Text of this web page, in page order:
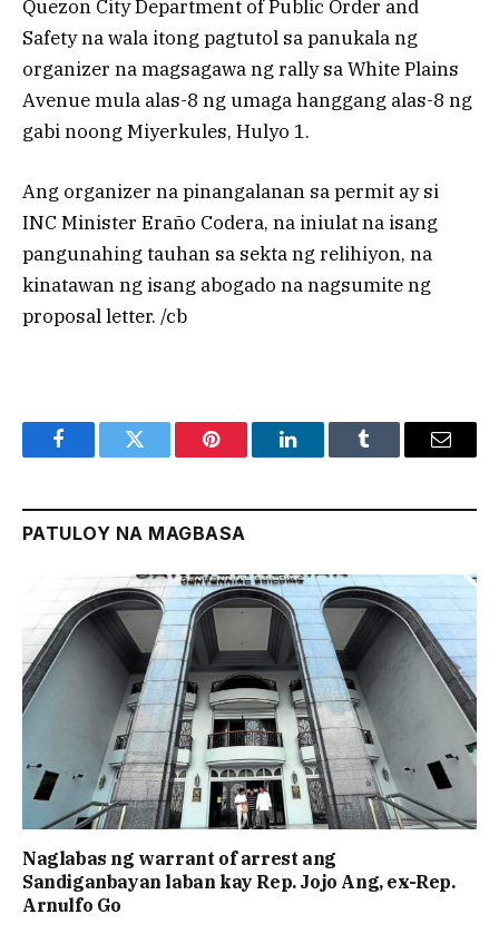
Quezon City Department of Public Order and
Safety na wala itong pagtutol sa panukala ng
organizer na magsagawa ng rally sa White Plains
Avenue mula alas-8 ng umaga hanggang alas-8 ng
gabi noong Miyerkules, Hulyo 1.
Ang organizer na pinangalanan sa permit ay si
INC Minister Eraño Codera, na iniulat na isang
pangunahing tauhan sa sekta ng relihiyon, na
kinatawan ng isang abogado na nagsumite ng
proposal letter. /cb
FacebookTwitter Pinterest LinkedInTumblr Email
PATULOY NA MAGBASA
Naglabas ng warrant of arrest ang
Sandiganbayan laban kay Rep. Jojo Ang, ex-Rep.
Arnulfo Go